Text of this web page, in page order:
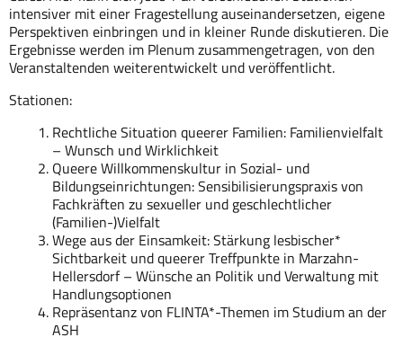
intensiver mit einer Fragestellung auseinandersetzen, eigene
Perspektiven einbringen und in kleiner Runde diskutieren. Die
Ergebnisse werden im Plenum zusammengetragen, von den
Veranstaltenden weiterentwickelt und veröffentlicht.
Stationen:
Rechtliche Situation queerer Familien: Familienvielfalt
– Wunsch und Wirklichkeit
Queere Willkommenskultur in Sozial- und
Bildungseinrichtungen: Sensibilisierungspraxis von
Fachkräften zu sexueller und geschlechtlicher
(Familien-)Vielfalt
Wege aus der Einsamkeit: Stärkung lesbischer*
Sichtbarkeit und queerer Treffpunkte in Marzahn-
Hellersdorf – Wünsche an Politik und Verwaltung mit
Handlungsoptionen
Repräsentanz von FLINTA*-Themen im Studium an der
ASH